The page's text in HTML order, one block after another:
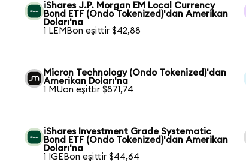
iShares J.P. Morgan EM Local Currency
Bond ETF (Ondo Tokenized)'dan Amerikan
Doları'na
1 LEMBon eşittir $42,88
Micron Technology (Ondo Tokenized)'dan
Amerikan Doları'na
1 MUon eşittir $871,74
iShares Investment Grade Systematic
Bond ETF (Ondo Tokenized)'dan Amerikan
Doları'na
1 IGEBon eşittir $44,64